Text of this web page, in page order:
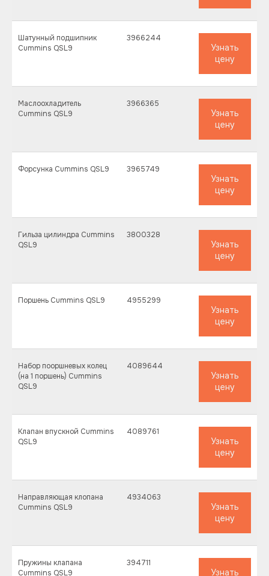
Шатунный подшипник
Cummins QSL9
3966244
Узнать
цену
Маслоохладитель
Cummins QSL9
3966365
Узнать
цену
Форсунка Cummins QSL9 3965749
Узнать
цену
Гильза цилиндра Cummins
QSL9
3800328
Узнать
цену
Поршень Cummins QSL9 4955299
Узнать
цену
Набор пооршневых колец
(на 1 поршень) Cummins
QSL9
4089644
Узнать
цену
Клапан впускной Cummins
QSL9
4089761
Узнать
цену
Направляющая клопана
Cummins QSL9
4934063
Узнать
цену
Пружины клапана
Cummins QSL9
394711
Узнать